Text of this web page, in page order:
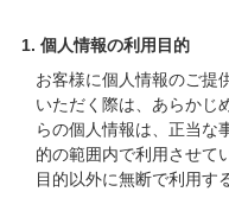
1. 個人情報の利用目的
お客様に個人情報のご提
いただく際は、あらかじ
らの個人情報は、正当な
的の範囲内で利用させて
目的以外に無断で利用す